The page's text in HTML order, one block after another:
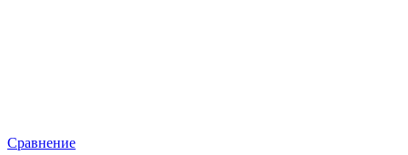
Сравнение